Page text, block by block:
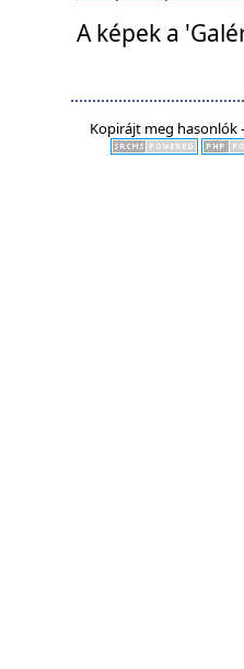
A képek a
Kopirájt meg hasonlók